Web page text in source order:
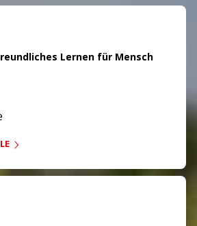
Freundliches Lernen für Mensch